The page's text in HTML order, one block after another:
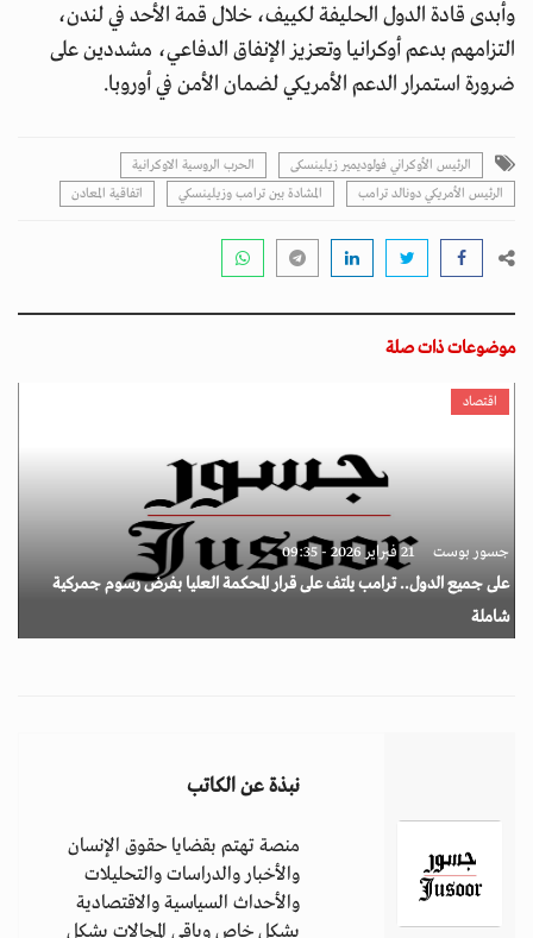
وأبدى قادة الدول الحليفة لكييف، خلال قمة الأحد في لندن،
التزامهم بدعم أوكرانيا وتعزيز الإنفاق الدفاعي، مشددين على
ضرورة استمرار الدعم الأمريكي لضمان الأمن في أوروبا.
الرئيس الأوكراني فولوديمير زيلينسكى
الحرب الروسية الاوكرانية
الرئيس الأمريكي دونالد ترامب
المشادة بين ترامب وزيلينسكي اتفاقية المعادن
موضوعات ذات صلة
اقتصاد
جسور بوست 21 فبراير 2026 - 09:35
على جميع الدول.. ترامب يلتف على قرار المحكمة العليا بفرض رسوم جمركية
شاملة
نبذة عن الكاتب
منصة تهتم بقضايا حقوق الإنسان
والأخبار والدراسات والتحليلات
والأحداث السياسية والاقتصادية
بشكل خاص وباقي المجالات بشكل